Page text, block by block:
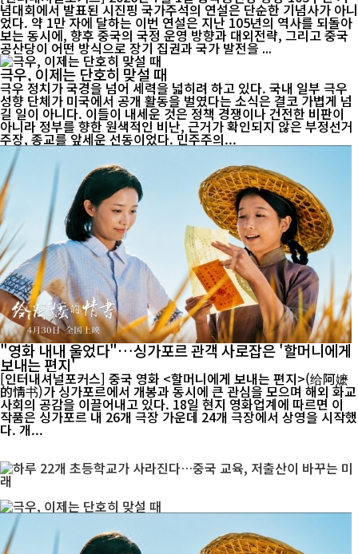
념대회에서 발표된 시진핑 국가주석의 연설은 단순한 기념사가 아니
었다. 약 1만 자에 달하는 이번 연설은 지난 105년의 역사를 되돌아
보는 동시에, 향후 중국의 국정 운영 방향과 대외전략, 그리고 중국
공산당이 어떤 방식으로 장기 집권과 국가 발전을 ...
극우, 이제는 단호히 맞설 때
극우 정치가 국경을 넘어 세력을 넓히려 하고 있다. 국내 일부 극우
성향 단체가 미국에서 공개 활동을 벌였다는 소식은 결코 가볍게 넘
길 일이 아니다. 이들이 내세운 것은 정책 경쟁이나 건전한 비판이
아니라 정부를 향한 원색적인 비난, 근거가 확인되지 않은 부정선거
주장, 종교를 앞세운 선동이었다. 민주주의...
"영화 내내 울었다"…싱가포르 관객 사로잡은 '할머니에게
보내는 편지'
[인터내셔널포커스] 중국 영화 <할머니에게 보내는 편지>(给阿嬷
的情书)가 싱가포르에서 개봉과 동시에 큰 관심을 모으며 해외 화교
사회의 공감을 이끌어내고 있다. 18일 현지 영화업계에 따르면 이
작품은 싱가포르 내 26개 극장 가운데 24개 극장에서 상영을 시작했
다. 개...